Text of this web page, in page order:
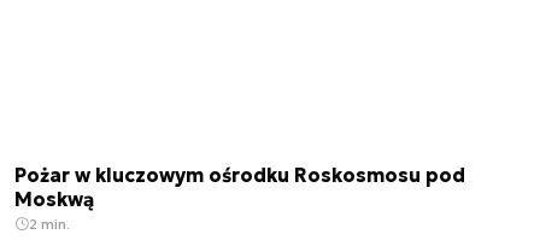
Pożar w kluczowym ośrodku Roskosmosu pod
Moskwą
2 min.